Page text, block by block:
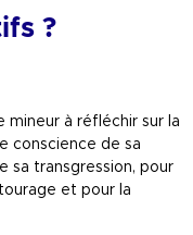
?
mineur à réfléchir sur la
conscience de sa
sa transgression, pour
et pour la